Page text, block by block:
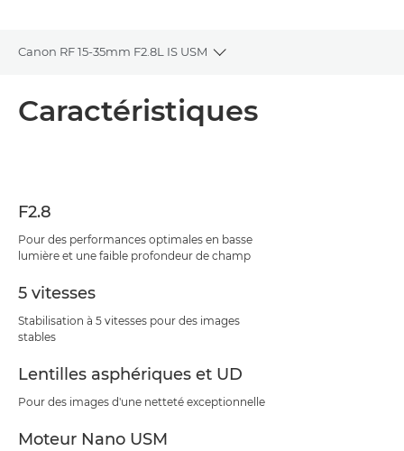
Canon RF 15-35mm F2.8L IS USM
Toggle breadcrumbs
Caractéristiques
F2.8
Pour des performances optimales en basse
lumière et une faible profondeur de champ
5 vitesses
Stabilisation à 5 vitesses pour des images
stables
Lentilles asphériques et UD
Pour des images d'une netteté exceptionnelle
Moteur Nano USM